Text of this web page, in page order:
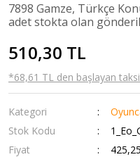
7898 Gamze, Türkçe
adet stokta olan
510,30 TL
*68,61 TL den başlayan
Kategori
Stok Kodu
Fiyat